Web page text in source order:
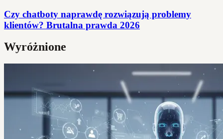
Czy chatboty naprawdę rozwiązują problemy
klientów? Brutalna prawda 2026
Wyróżnione